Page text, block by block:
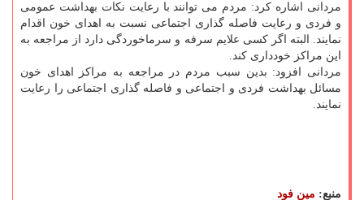
مردانی اشاره كرد: مردم می توانند با رعایت نكات بهداشت عمومی
و فردی و رعایت فاصله گذاری اجتماعی نسبت به اهدای خون اقدام
نمایند. البته اگر كسی علایم سرفه و سرماخوردگی دارد از مراجعه به
این مراكز خودداری كند.
مردانی افزود: بدین سبب مردم در مراجعه به مراكز اهدای خون
مسائل بهداشت فردی و اجتماعی و فاصله گذاری اجتماعی را رعایت
نمایند.
منبع: مین فود